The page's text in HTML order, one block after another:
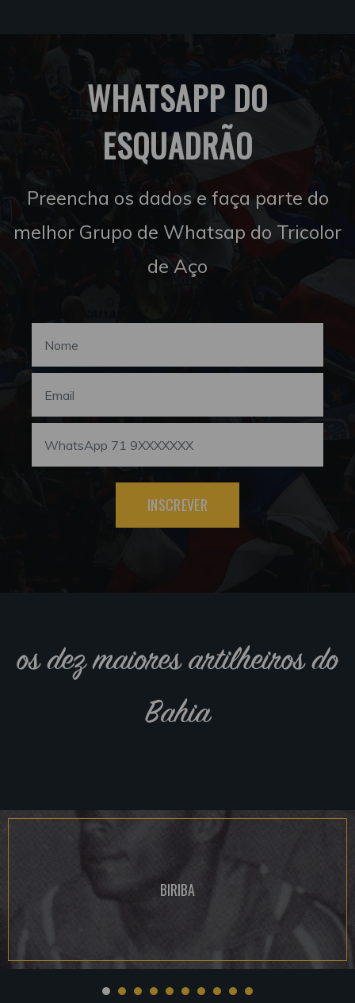
WHATSAPP DO
ESQUADRÃO
Preencha os dados e faça parte do
melhor Grupo de Whatsap do Tricolor
de Aço
INSCREVER
os dez maiores artilheiros do
Bahia
BIRIBA